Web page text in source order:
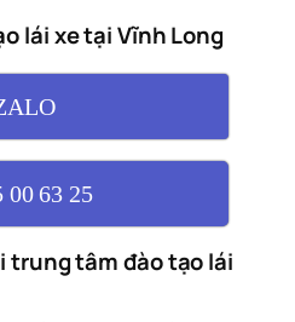
lái xe tại Vĩnh Long
00 63 25
tâm đào tạo lái